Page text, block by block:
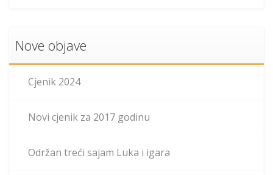
Nove objave
Cjenik 2024
Novi cjenik za 2017 godinu
Održan treći sajam Luka i igara